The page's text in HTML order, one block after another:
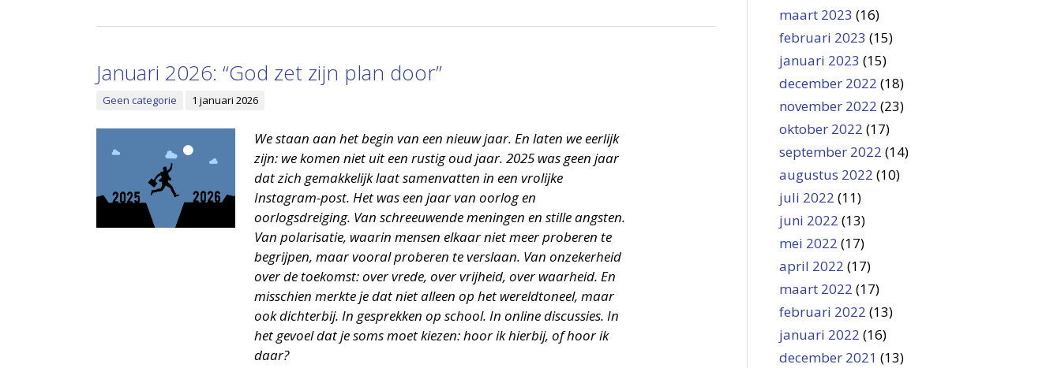
Januari 2026: “God zet zijn plan door”
Geen categorie 1 januari 2026
We staan aan het begin van een nieuw jaar. En laten we eerlijk
zijn: we komen niet uit een rustig oud jaar. 2025 was geen jaar
dat zich gemakkelijk laat samenvatten in een vrolijke
Instagram-post. Het was een jaar van oorlog en
oorlogsdreiging. Van schreeuwende meningen en stille angsten.
Van polarisatie, waarin mensen elkaar niet meer proberen te
begrijpen, maar vooral proberen te verslaan. Van onzekerheid
over de toekomst: over vrede, over vrijheid, over waarheid. En
misschien merkte je dat niet alleen op het wereldtoneel, maar
ook dichterbij. In gesprekken op school. In online discussies. In
het gevoel dat je soms moet kiezen: hoor ik hierbij, of hoor ik
daar?
maart 2023 (16)
februari 2023 (15)
januari 2023 (15)
december 2022 (18)
november 2022 (23)
oktober 2022 (17)
september 2022 (14)
augustus 2022 (10)
juli 2022 (11)
juni 2022 (13)
mei 2022 (17)
april 2022 (17)
maart 2022 (17)
februari 2022 (13)
januari 2022 (16)
december 2021 (13)